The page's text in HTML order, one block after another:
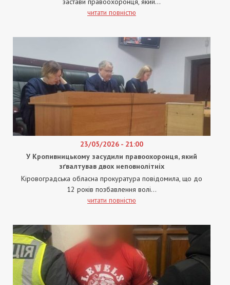
читати повністю
23/05/2026 - 21:00
У Кропивницькому засудили правоохоронця, який
зґвалтував двох неповнолітніх
Кіровоградська обласна прокуратура повідомила, що до
12 років позбавлення волі...
читати повністю